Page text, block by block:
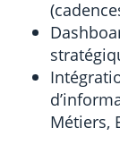
Métiers,